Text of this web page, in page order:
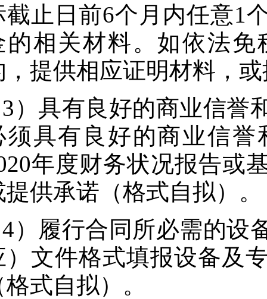
截止日前6个月内任意1
的相关材料。如依法
，提供相应证明材料，
3）具有良好的商业信誉
须具有良好的商业信
年度财务状况报告或
提供承诺（格式自拟）。
4）履行合同所必需的设
）文件格式填报设备及
式自拟）。